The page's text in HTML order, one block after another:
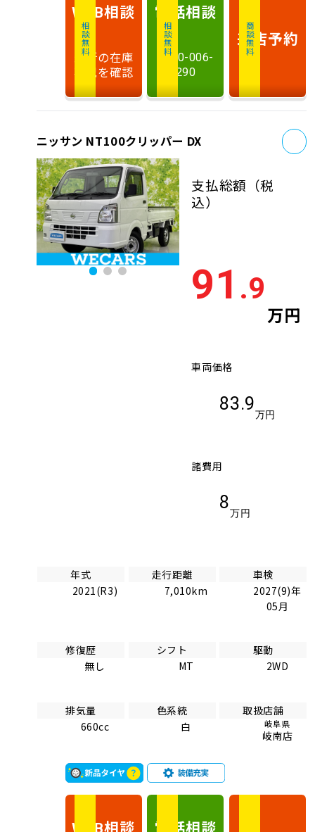
相談無料
WEB相談
最新の在庫
状況を確認
相談無料
電話相談
0120-006-
290
商談無料
来店予約
ニッサン NT100クリッパー DX
支払総額 （税
込）
91 .9
万円
車両価格
83.9
万円
諸費用
8
万円
年式
2021(R3)
走行距離
7,010km
車検
2027(9)年
05月
修復歴
無し
シフト
MT
駆動
2WD
排気量
660cc
色系統
白
取扱店舗
岐阜県
岐南店
WEB相談 電話相談